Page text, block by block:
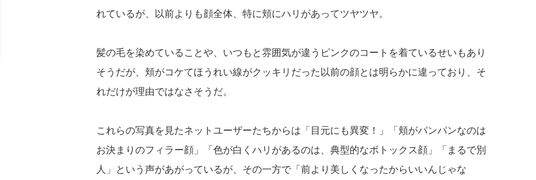
れているが、以前よりも顔全体、特に頬にハリがあってツヤツヤ。
髪の毛を染めていることや、いつもと雰囲気が違うピンクのコートを着ているせいもあり
そうだが、頬がコケてほうれい線がクッキリだった以前の顔とは明らかに違っており、そ
れだけが理由ではなさそうだ。
これらの写真を見たネットユーザーたちからは「目元にも異変！」「頬がパンパンなのは
お決まりのフィラー顔」「色が白くハリがあるのは、典型的なボトックス顔」「まるで別
人」という声があがっているが、その一方で「前より美しくなったからいいんじゃな